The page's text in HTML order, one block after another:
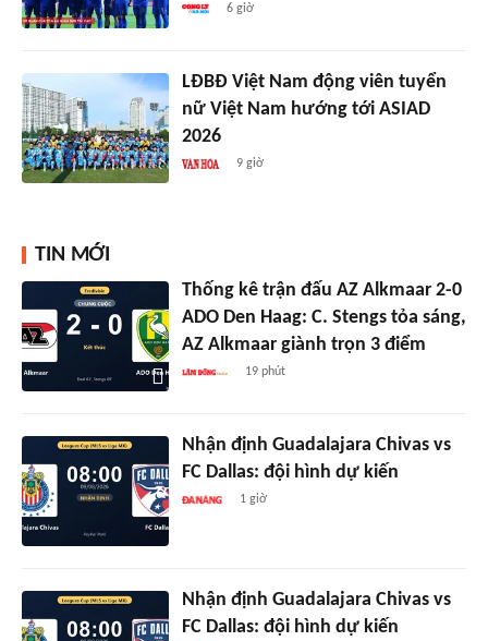
6 giờ
LĐBĐ Việt Nam động viên tuyển
nữ Việt Nam hướng tới ASIAD
2026
9 giờ
TIN MỚI
Thống kê trận đấu AZ Alkmaar 2-0
ADO Den Haag: C. Stengs tỏa sáng,
AZ Alkmaar giành trọn 3 điểm
19 phút
Nhận định Guadalajara Chivas vs
FC Dallas: đội hình dự kiến
1 giờ
Nhận định Guadalajara Chivas vs
FC Dallas: đội hình dự kiến